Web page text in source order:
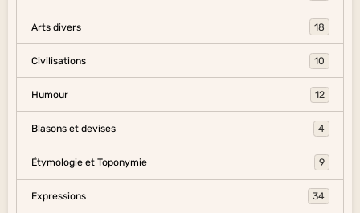
Arts divers 18
Civilisations 10
Humour 12
Blasons et devises 4
Étymologie et Toponymie 9
Expressions 34